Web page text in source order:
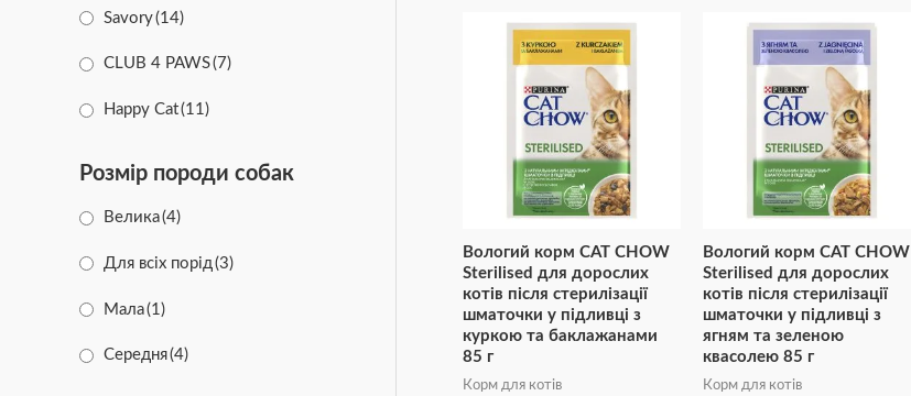
Savory(14)
CLUB 4 PAWS(7)
Happy Cat(11)
Розмір породи собак
Велика(4)
Для всіх порід (3)
Мала(1)
Середня(4)
Вологий корм CAT CHOW
Sterilised для дорослих
котів після стерилізації
шматочки у підливці з
куркою та баклажанами
85 г
Корм для котів
Вологий корм CAT CHOW
Sterilised для дорослих
котів після стерилізації
шматочки у підливці з
ягням та зеленою
квасолею 85 г
Корм для котів